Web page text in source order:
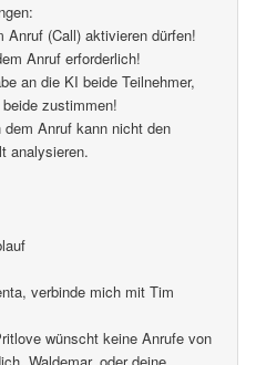
Anruf (Call) aktivieren dürfen!
Anruf erforderlich!
an die KI beide Teilnehmer,
zustimmen!
Anruf kann nicht den
analysieren.
verbinde mich mit Tim
wünscht keine Anrufe von
Waldemar, oder deine